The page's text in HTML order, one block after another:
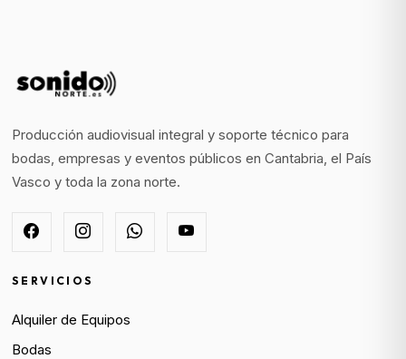
Producción audiovisual integral y soporte técnico para
bodas, empresas y eventos públicos en Cantabria, el País
Vasco y toda la zona norte.
SERVICIOS
Alquiler de Equipos
Bodas